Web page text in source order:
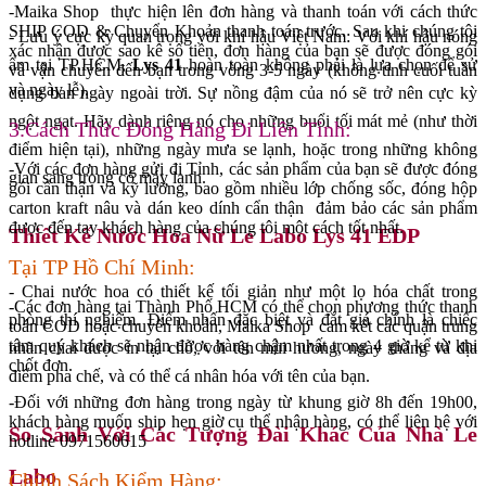
- Lưu ý cực kỳ quan trọng với khí hậu Việt Nam: Với khí hậu nóng
ẩm tại TP.HCM,Lys 41hoàn toàn không phải là lựa chọn để sử
dụng ban ngày ngoài trời. Sự nồng đậm của nó sẽ trở nên cực kỳ
ngột ngạt. Hãy dành riêng nó cho những buổi tối mát mẻ (như thời
điểm hiện tại), những ngày mưa se lạnh, hoặc trong những không
gian sang trọng có máy lạnh.
Thiết Kế Nước Hoa Nữ Le Labo Lys 41 EDP
- Chai nước hoa có thiết kế tối giản như một lọ hóa chất trong
phòng thí nghiệm. Điểm nhấn đặc biệt và đắt giá chính là chiếc
nhãn chai được in tại chỗ, với tên mùi hương, ngày tháng và địa
điểm pha chế, và có thể cá nhân hóa với tên của bạn.
So Sánh Với Các Tượng Đài Khác Của Nhà Le
Labo
-Maika Shop thực hiện lên đơn hàng và thanh toán với cách thức
SHIP COD & Chuyển Khoản thanh toán trước. Sau khi chúng tôi
xác nhận được sao kê số tiền, đơn hàng của bạn sẽ được đóng gói
và vận chuyển đến bạn trong vòng 3-5 ngày (không tính cuối tuần
và ngày lễ).
3.Cách Thức Đóng Hàng Đi Liên Tỉnh:
-Với các đơn hàng gửi đi Tỉnh, các sản phẩm của bạn sẽ được đóng
gói cẩn thận và kỹ lưỡng, bao gồm nhiều lớp chống sốc, đóng hộp
carton kraft nâu và dán keo dính cẩn thận đảm bảo các sản phẩm
được đến tay khách hàng của chúng tôi một cách tốt nhất.
Tại TP Hồ Chí Minh:
-Các đơn hàng tại Thành Phố HCM có thể chọn phương thức thanh
toán COD hoặc chuyển khoản, Maika Shop cam kết các quận trung
tâm quý khách sẽ nhận được hàng chậm nhất trong 4 giờ kể từ khi
chốt đơn.
-Đối với những đơn hàng trong ngày từ khung giờ 8h đến 19h00,
khách hàng muốn ship hẹn giờ cụ thể nhận hàng, có thể liên hệ với
hotline 0971560615
Chính Sách Kiểm Hàng: